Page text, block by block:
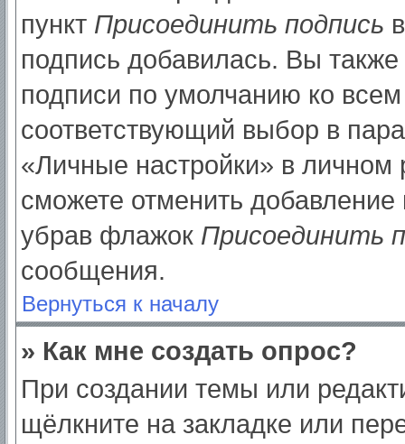
пункт Присоединить подпись
подпись добавилась. Вы
подписи по умолчанию ко
соответствующий выбор в
«Личные настройки» в
сможете отменить
убрав флажок Присоединить
сообщения.
Вернуться к началу
» Как мне создать опрос?
При создании темы или
щёлкните на закладке или